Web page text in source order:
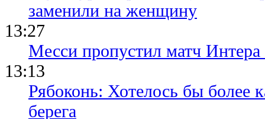
заменили на женщину
13:27
Месси пропустил матч
13:13
Рябоконь: Хотелось бы более
берега